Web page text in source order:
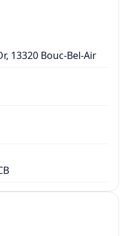
, 13320 Bouc-Bel-Air